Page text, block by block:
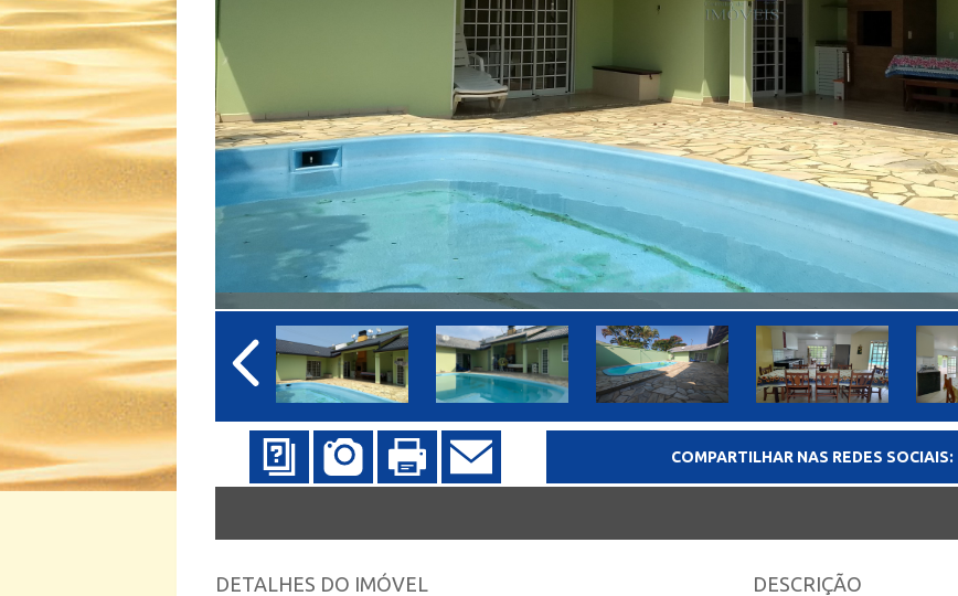
COMPARTILHAR NAS REDES SOCIAIS:
DETALHES DO IMÓVEL DESCRIÇÃO